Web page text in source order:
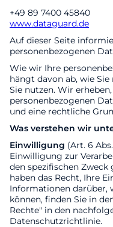
+49 89 7400 45840
www.dataguard.de
Auf dieser Seite
personenbezogenen
Wie wir Ihre
hängt davon ab, wie
Sie nutzen. Wir
personenbezogenen
und eine rechtliche
Was verstehen wir
Einwilligung (Art. 6
Einwilligung zur
den spezifischen Zweck
haben das Recht, Ihre
Informationen darüber,
können, finden Sie in
Rechte" in den
Datenschutzrichtlinie.